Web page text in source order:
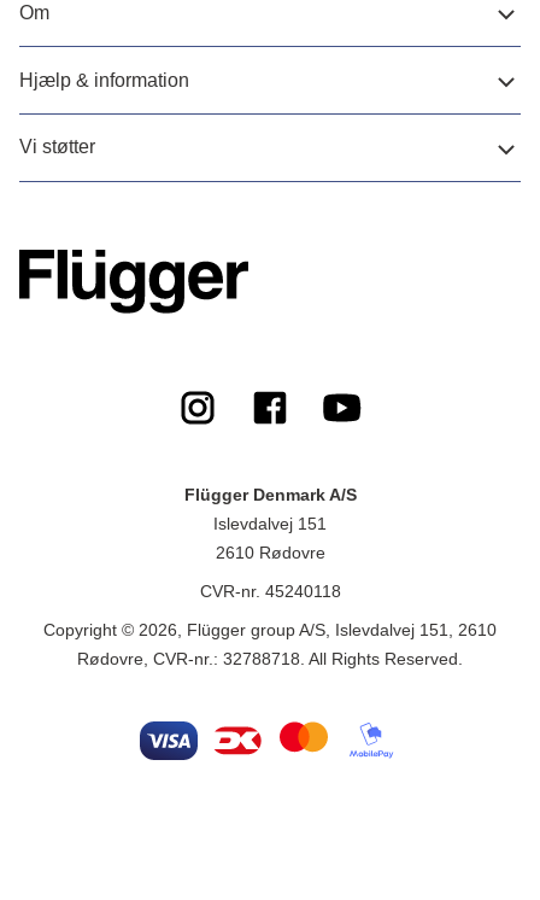
Om
Hjælp & information
Vi støtter
Flügger Denmark A/S
Islevdalvej 151
2610 Rødovre
CVR-nr. 45240118
Copyright © 2026, Flügger group A/S, Islevdalvej 151, 2610
Rødovre, CVR-nr.: 32788718. All Rights Reserved.